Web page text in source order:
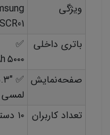
ویژگی
SCR01
باتری داخلی
✅
۵۰۰۰ mAh
صفحه‌نمایش
✅
لمسی
تعداد کاربران ۱۰ دستگاه